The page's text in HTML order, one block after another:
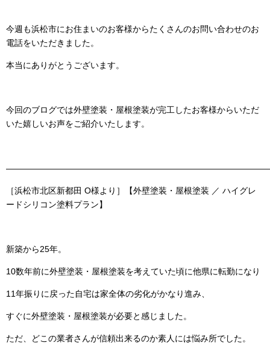
今週も浜松市にお住まいのお客様からたくさんのお問い合わせのお
電話をいただきました。
本当にありがとうございます。
今回のブログでは外壁塗装・屋根塗装が完工したお客様からいただ
いた嬉しいお声をご紹介いたします。
［浜松市北区新都田 O様より］
【外壁塗装・屋根塗装 ／ ハイグレ
ードシリコン塗料プラン】
新築から25年。
10数年前に外壁塗装・屋根塗装を考えていた頃に他県に転勤になり
11年振りに戻った自宅は家全体の劣化がかなり進み、
すぐに外壁塗装・屋根塗装が必要と感じました。
ただ、どこの業者さんが信頼出来るのか素人には悩み所でした。